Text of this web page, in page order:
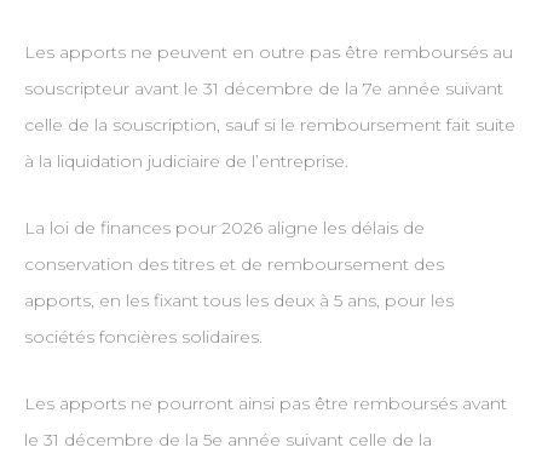
Les apports ne peuvent en outre pas être remboursés au
souscripteur avant le 31 décembre de la 7e année suivant
celle de la souscription, sauf si le remboursement fait suite
à la liquidation judiciaire de l’entreprise.
La loi de finances pour 2026 aligne les délais de
conservation des titres et de remboursement des
apports, en les fixant tous les deux à 5 ans, pour les
sociétés foncières solidaires.
Les apports ne pourront ainsi pas être remboursés avant
le 31 décembre de la 5e année suivant celle de la